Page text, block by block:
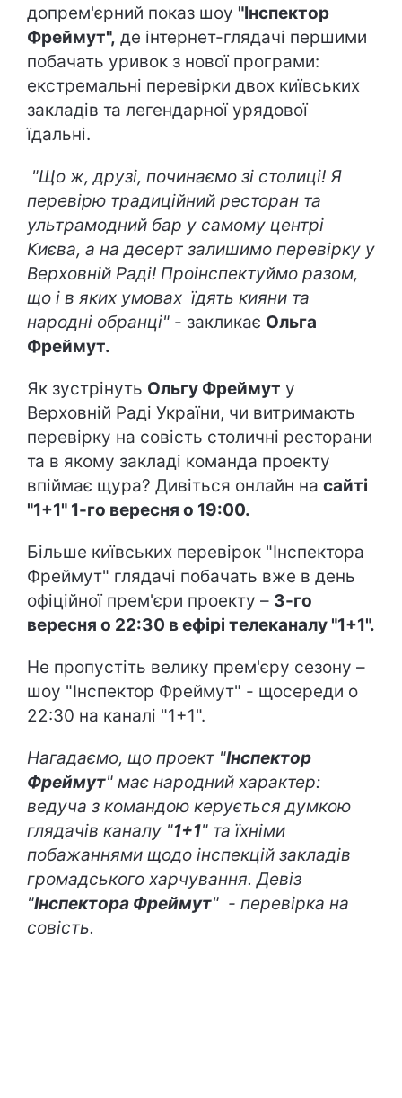
допрем'єрний показ шоу "Інспектор
Фреймут", де інтернет-глядачі першими
побачать уривок з нової програми:
екстремальні перевірки двох київських
закладів та легендарної урядової
їдальні.
"Що ж, друзі, починаємо зі столиці! Я
перевірю традиційний ресторан та
ультрамодний бар у самому центрі
Києва, а на десерт залишимо перевірку у
Верховній Раді! Проінспектуймо разом,
що і в яких умовах їдять кияни та
народні обранці" - закликає Ольга
Фреймут.
Як зустрінуть Ольгу Фреймут у
Верховній Раді України, чи витримають
перевірку на совість столичні ресторани
та в якому закладі команда проекту
впіймає щура? Дивіться онлайн на сайті
"1+1" 1-го вересня о 19:00.
Більше київських перевірок "Інспектора
Фреймут" глядачі побачать вже в день
офіційної прем'єри проекту – 3-го
вересня о 22:30 в ефірі телеканалу "1+1".
Не пропустіть велику прем'єру сезону –
шоу "Інспектор Фреймут" - щосереди о
22:30 на каналі "1+1".
Нагадаємо, що проект "Інспектор
Фреймут" має народний характер:
ведуча з командою керується думкою
глядачів каналу "1+1" та їхніми
побажаннями щодо інспекцій закладів
громадського харчування. Девіз
"Інспектора Фреймут" - перевірка на
совість.